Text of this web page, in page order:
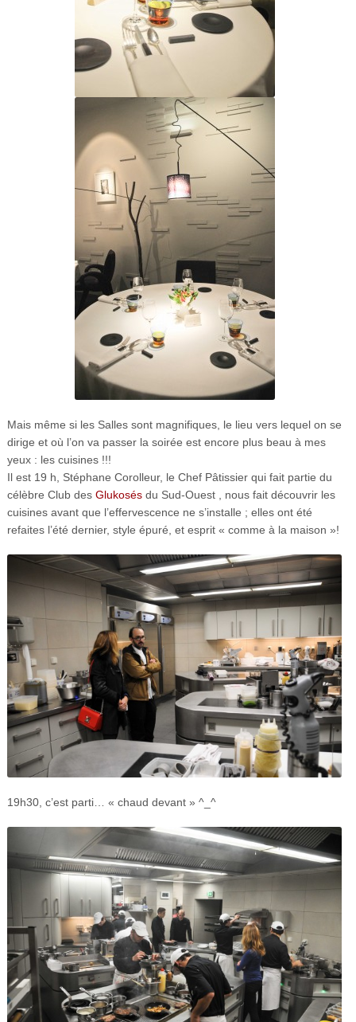
Mais même si les Salles sont magnifiques, le lieu vers lequel on se
dirige et où l’on va passer la soirée est encore plus beau à mes
yeux : les cuisines !!!
Il est 19 h, Stéphane Corolleur, le Chef Pâtissier qui fait partie du
célèbre Club des Glukosésdu Sud-Ouest , nous fait découvrir les
cuisines avant que l’effervescence ne s’installe ; elles ont été
refaites l’été dernier, style épuré, et esprit « comme à la maison »!
19h30, c’est parti… « chaud devant » ^_^